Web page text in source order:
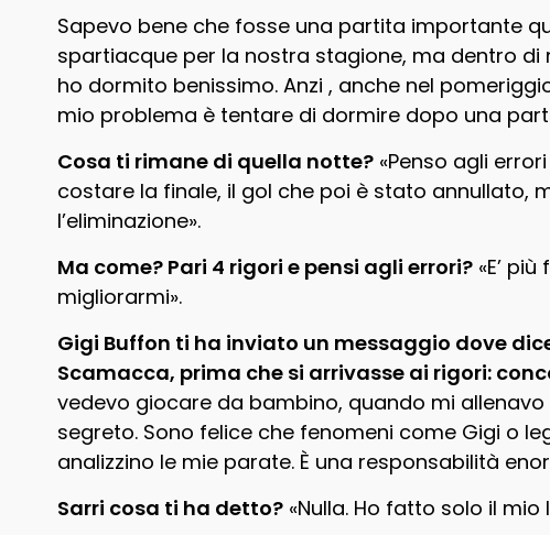
Sapevo bene che fosse una partita importante
spartiacque per la nostra stagione, ma dentro
ho dormito benissimo. Anzi , anche nel
mio problema è tentare di dormire dopo una
Cosa ti rimane di quella notte? «Penso agli
costare la finale, il gol che poi è stato annullato,
l’eliminazione».
Ma come? Pari 4 rigori e pensi agli errori? «E’
migliorarmi».
Gigi Buffon ti ha inviato un messaggio dove
Scamacca, prima che si arrivasse ai rigori:
vedevo giocare da bambino, quando mi
segreto. Sono felice che fenomeni come Gigi o
analizzino le mie parate. È una responsabilità
Sarri cosa ti ha detto? «Nulla. Ho fatto solo il